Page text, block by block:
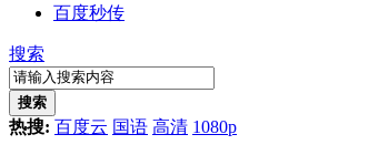
百度秒传
搜索
搜索
热搜: 百度云 国语 高清 1080p